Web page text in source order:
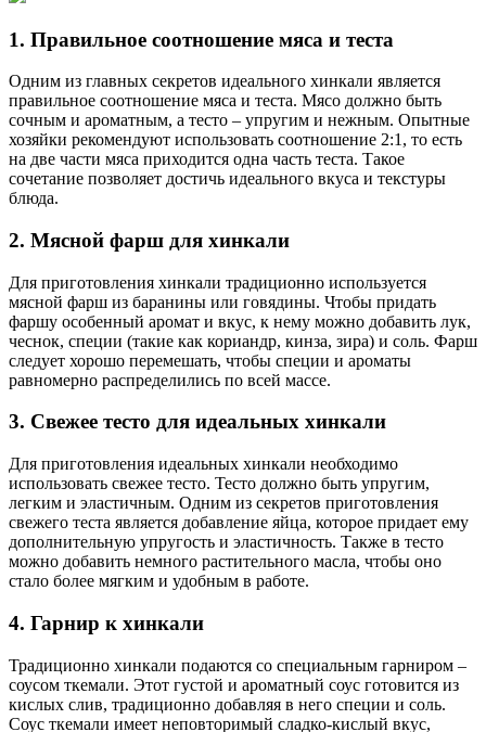
1. Правильное соотношение мяса и теста
Одним из главных секретов идеального хинкали является
правильное соотношение мяса и теста. Мясо должно быть
сочным и ароматным, а тесто – упругим и нежным. Опытные
хозяйки рекомендуют использовать соотношение 2:1, то есть
на две части мяса приходится одна часть теста. Такое
сочетание позволяет достичь идеального вкуса и текстуры
блюда.
2. Мясной фарш для хинкали
Для приготовления хинкали традиционно используется
мясной фарш из баранины или говядины. Чтобы придать
фаршу особенный аромат и вкус, к нему можно добавить лук,
чеснок, специи (такие как кориандр, кинза, зира) и соль. Фарш
следует хорошо перемешать, чтобы специи и ароматы
равномерно распределились по всей массе.
3. Свежее тесто для идеальных хинкали
Для приготовления идеальных хинкали необходимо
использовать свежее тесто. Тесто должно быть упругим,
легким и эластичным. Одним из секретов приготовления
свежего теста является добавление яйца, которое придает ему
дополнительную упругость и эластичность. Также в тесто
можно добавить немного растительного масла, чтобы оно
стало более мягким и удобным в работе.
4. Гарнир к хинкали
Традиционно хинкали подаются со специальным гарниром –
соусом ткемали. Этот густой и ароматный соус готовится из
кислых слив, традиционно добавляя в него специи и соль.
Соус ткемали имеет неповторимый сладко-кислый вкус,